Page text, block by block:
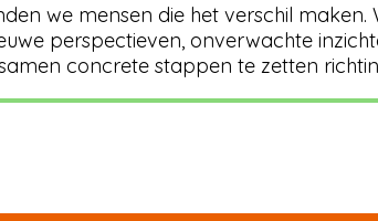
we mensen die het verschil
perspectieven, onverwachte
concrete stappen te zetten